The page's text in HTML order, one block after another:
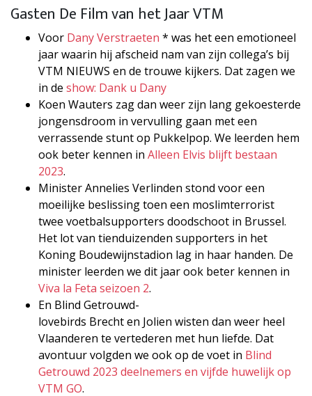
Gasten De Film van het Jaar VTM
Voor Dany Verstraeten * was het een emotioneel
jaar waarin hij afscheid nam van zijn collega’s bij
VTM NIEUWS en de trouwe kijkers. Dat zagen we
in de show: Dank u Dany
Koen Wauters zag dan weer zijn lang gekoesterde
jongensdroom in vervulling gaan met een
verrassende stunt op Pukkelpop. We leerden hem
ook beter kennen in Alleen Elvis blijft bestaan
2023.
Minister Annelies Verlinden stond voor een
moeilijke beslissing toen een moslimterrorist
twee voetbalsupporters doodschoot in Brussel.
Het lot van tienduizenden supporters in het
Koning Boudewijnstadion lag in haar handen. De
minister leerden we dit jaar ook beter kennen in
Viva la Feta seizoen 2.
En Blind Getrouwd-
lovebirds Brecht en Jolien wisten dan weer heel
Vlaanderen te vertederen met hun liefde. Dat
avontuur volgden we ook op de voet in Blind
Getrouwd 2023 deelnemers en vijfde huwelijk op
VTM GO.